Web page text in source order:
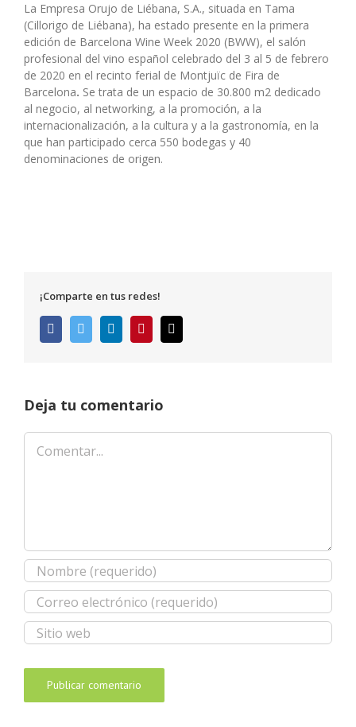
La Empresa Orujo de Liébana, S.A., situada en Tama
(Cillorigo de Liébana), ha estado presente en la primera
edición de Barcelona Wine Week 2020 (BWW), el salón
profesional del vino español celebrado del 3 al 5 de febrero
de 2020 en el recinto ferial de Montjuïc de Fira de
Barcelona. Se trata de un espacio de 30.800 m2 dedicado
al negocio, al networking, a la promoción, a la
internacionalización, a la cultura y a la gastronomía, en la
que han participado cerca 550 bodegas y 40
denominaciones de origen.
¡Comparte en tus redes!
FacebookTwitter LinkedInPinterest
electrónico
Deja tu comentario
Comentar